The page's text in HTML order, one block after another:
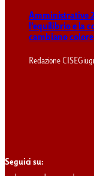
Amministrative
l’equilibrio e la
cambiano colore
Redazione CISE
Seguici su: